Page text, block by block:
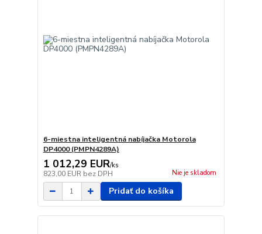
6-miestna inteligentná nabíjačka Motorola
DP4000 (PMPN4289A)
1 012,29 EUR/ks
823,00 EUR bez DPH Nie je skladom
Pridať do košíka